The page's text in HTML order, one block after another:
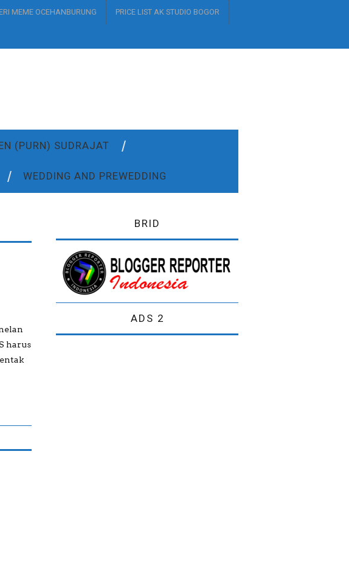
MEME OCEHANBURUNG PRICE LIST AK STUDIO BOGOR
(PURN) SUDRAJAT
WEDDING AND PREWEDDING
harus
BRID
ADS 2